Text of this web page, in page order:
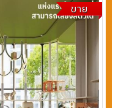
ขาย